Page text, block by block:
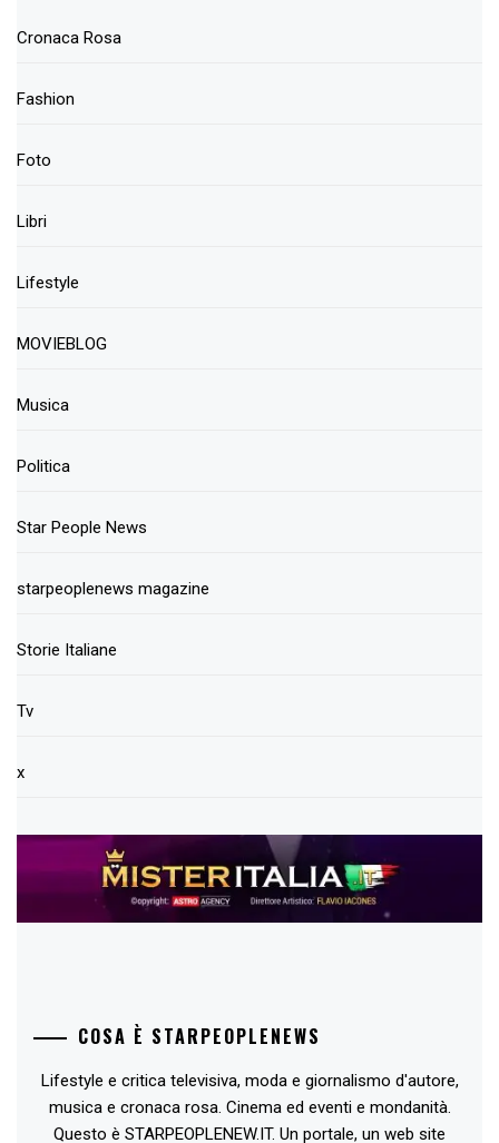
Cronaca Rosa
Fashion
Foto
Libri
Lifestyle
MOVIEBLOG
Musica
Politica
Star People News
starpeoplenews magazine
Storie Italiane
Tv
x
COSA È STARPEOPLENEWS
Lifestyle e critica televisiva, moda e giornalismo d'autore,
musica e cronaca rosa. Cinema ed eventi e mondanità.
Questo è STARPEOPLENEW.IT. Un portale, un web site